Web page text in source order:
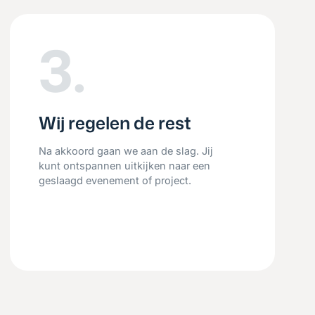
3.
Wij regelen de rest
Na akkoord gaan we aan de slag. Jij
kunt ontspannen uitkijken naar een
geslaagd evenement of project.